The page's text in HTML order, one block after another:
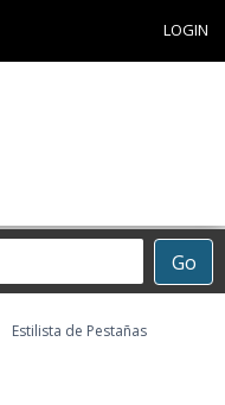
LOGIN
Go
Estilista de Pestañas